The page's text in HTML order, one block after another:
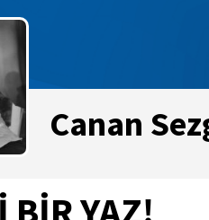
Canan